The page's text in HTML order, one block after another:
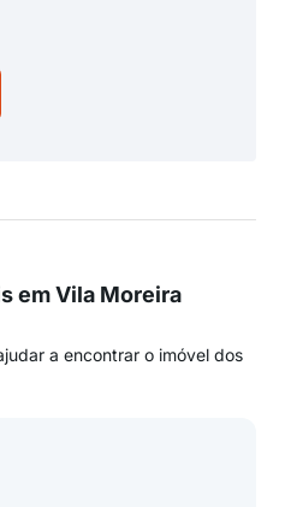
em Vila Moreira
a encontrar o imóvel dos